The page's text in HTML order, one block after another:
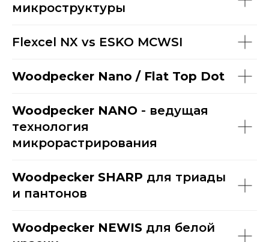
микроструктуры
Flexcel NX vs ESKO MCWSI
Woodpecker Nano / Flat Top Dot
Woodpecker NANO - ведущая
технология
микрорастрирования
Woodpecker SHARP для триады
и пантонов
Woodpecker NEWIS для белой